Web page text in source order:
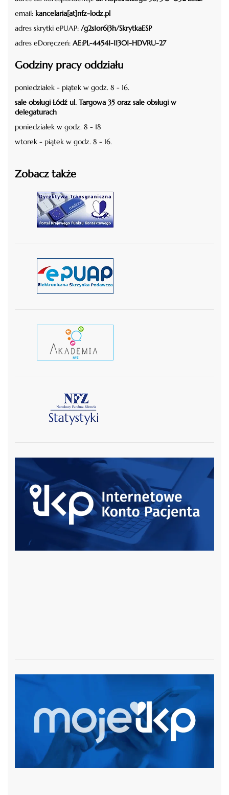
email: kancelaria[at]nfz-lodz.pl
adres skrytki ePUAP: /g2s1or6i3h/SkrytkaESP
adres eDoręczeń: AE:PL-44541-11301-HDVRU-27
Godziny pracy oddziału
poniedziałek - piątek w godz. 8 - 16.
sale obsługi Łódź ul. Targowa 35 oraz sale obsługi w
delegaturach
poniedziałek w godz. 8 - 18
wtorek - piątek w godz. 8 - 16.
Zobacz także
czytaj więcej
czytaj więcej
czytaj więcej
czytaj więcej
czytaj więcej